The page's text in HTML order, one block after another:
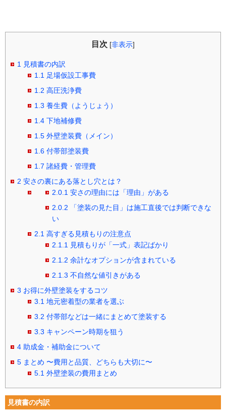
目次 [非表示]
1
見積書の内訳
1.1 足場仮設工事費
1.2 高圧洗浄費
1.3 養生費（ようじょう）
1.4 下地補修費
1.5 外壁塗装費（メイン）
1.6 付帯部塗装費
1.7 諸経費・管理費
2 安さの裏にある落とし穴とは？
2.0.1 安さの理由には「理由」がある
2.0.2 「塗装の見た目」は施工直後では判断できな
い
2.1 高すぎる見積もりの注意点
2.1.1
見積もりが「一式」表記ばかり
2.1.2 余計なオプションが含まれている
2.1.3 不自然な値引きがある
3 お得に外壁塗装をするコツ
3.1 地元密着型の業者を選ぶ
3.2 付帯部などは一緒にまとめて塗装する
3.3 キャンペーン時期を狙う
4 助成金・補助金について
5 まとめ 〜費用と品質、どちらも大切に〜
5.1 外壁塗装の費用まとめ
見積書の内訳